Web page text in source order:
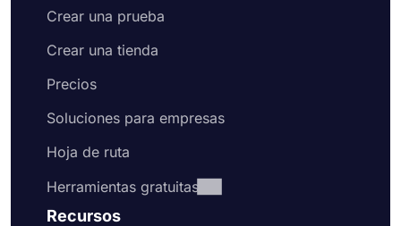
Crear una prueba
Crear una tienda
Precios
Soluciones para empresas
Hoja de ruta
Herramientas gratuitas
Recursos